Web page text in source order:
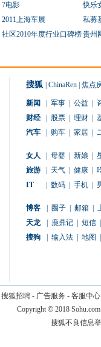
7电影
快乐
2011上海车展
私募
社区2010年度行业口碑榜贵州
搜狐 ChinaRen 焦点
新闻 军事 公益
财经
股票 理财
汽车
购车 家居
女人 母婴 新娘
旅游
天气 健康
IT
数码 手机
博客 圈子 邮箱
天龙
鹿鼎记 短信
搜狗
输入法 地图
搜狐招聘- 广告服务 - 客服中心
Copyright © 2018
搜狐不良信息